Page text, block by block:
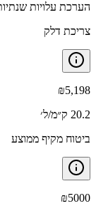
הערכת עלויות שנתיות על בסיס
צריכת דלק
₪5,198
20.2 ק״מ/ל׳
ביטוח מקיף ממוצע
₪5000